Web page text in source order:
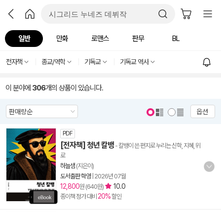
일반 만화 로맨스 판무 BL
전자책 종교/역학 기독교 기독교 역사
이 분야에 306개의 상품이 있습니다.
옵션
PDF
[전자책] 청년 칼뱅 - 칼뱅이 쓴 편지로 누리는 신학, 지혜, 위
로
하늘샘 (지은이)
도서출판 학영| 2026년 07월
12,800원 (640원) 10.0
종이책 정가 대비 20%할인